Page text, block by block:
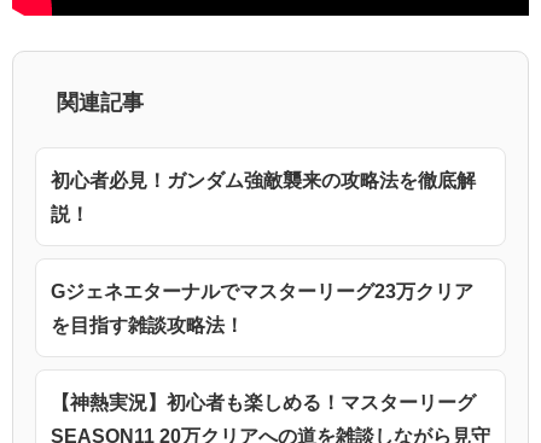
関連記事
初心者必見！ガンダム強敵襲来の攻略法を徹底解
説！
Gジェネエターナルでマスターリーグ23万クリア
を目指す雑談攻略法！
【神熱実況】初心者も楽しめる！マスターリーグ
SEASON11 20万クリアへの道を雑談しながら見守